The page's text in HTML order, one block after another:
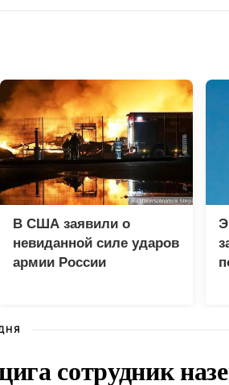
В США заявили о
невиданной силе ударов
армии России
сотрудник